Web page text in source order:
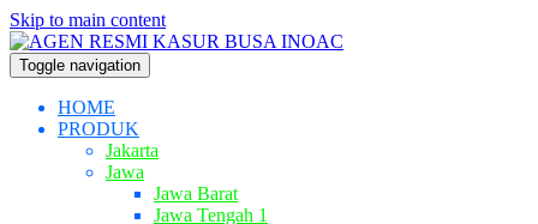
Skip to main content
Toggle navigation
HOME
PRODUK
Jakarta
Jawa
Jawa Barat
Jawa Tengah 1